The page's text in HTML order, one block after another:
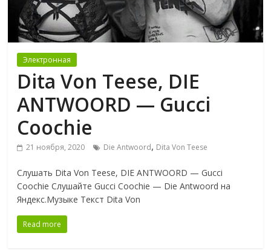
Электронная
Dita Von Teese, DIE
ANTWOORD — Gucci
Coochie
21 ноября, 2020 Die Antwoord, Dita Von Teese
Слушать Dita Von Teese, DIE ANTWOORD — Gucci
Coochie Слушайте Gucci Coochie — Die Antwoord на
Яндекс.Музыке Текст Dita Von
Read more